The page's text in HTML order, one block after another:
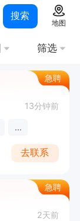
搜索
地图
筛选
急聘
13分钟前
...
去联系
急聘
2天前